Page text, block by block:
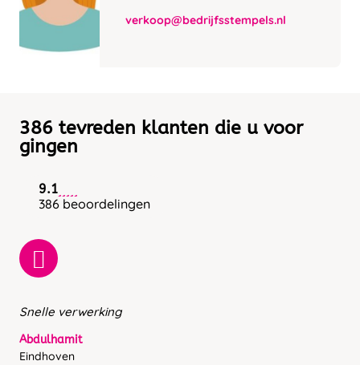
verkoop@bedrijfsstempels.nl
386 tevreden klanten die u voor
gingen
9.1
386 beoordelingen
Snelle verwerking
Abdulhamit
Eindhoven